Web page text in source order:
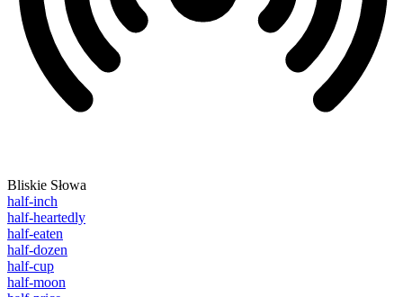
Bliskie Słowa
half-inch
half-heartedly
half-eaten
half-dozen
half-cup
half-moon